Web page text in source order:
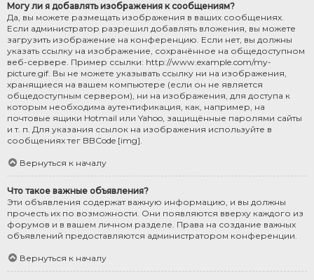
Могу ли я добавлять изображения к сообщениям?
Да, вы можете размещать изображения в ваших сообщениях.
Если администратор разрешил добавлять вложения, вы можете
загрузить изображение на конференцию. Если нет, вы должны
указать ссылку на изображение, сохранённое на общедоступном
веб-сервере. Пример ссылки: http://www.example.com/my-
picture.gif. Вы не можете указывать ссылку ни на изображения,
хранящиеся на вашем компьютере (если он не является
общедоступным сервером), ни на изображения, для доступа к
которым необходима аутентификация, как, например, на
почтовые ящики Hotmail или Yahoo, защищённые паролями сайты
и т. п. Для указания ссылок на изображения используйте в
сообщениях тег BBCode [img].
Вернуться к началу
Что такое важные объявления?
Эти объявления содержат важную информацию, и вы должны
прочесть их по возможности. Они появляются вверху каждого из
форумов и в вашем личном разделе. Права на создание важных
объявлений предоставляются администратором конференции.
Вернуться к началу